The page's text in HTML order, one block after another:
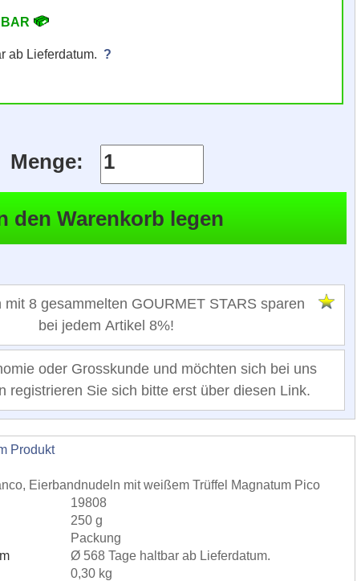
ab Lieferdatum. ?
Menge:
mit 8 gesammelten GOURMET STARS sparen
bei jedem Artikel 8%!
oder Grosskunde und möchten sich bei uns
registrieren Sie sich bitte erst über diesen Link.
Produkt
Eierbandnudeln mit weißem Trüffel Magnatum Pico
19808
250 g
Packung
Ø 568 Tage haltbar ab Lieferdatum.
0,30 kg